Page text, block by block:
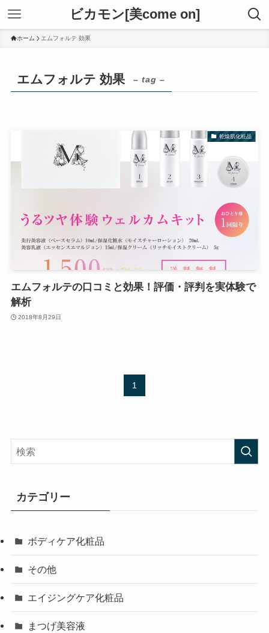
ビカモン[美come on]
ホーム エムフォルテ 効果
エムフォルテ 効果 – tag –
乾燥肌化粧品
エムフォルテの口コミと効果！評価・評判を実体験で
解析
2018年8月29日
1
カテゴリー
ボディケア化粧品
その他
エイジングケア化粧品
まつげ美容液